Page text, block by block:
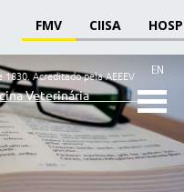
FMV CIISA
EN
1830.Acreditado pela AEEEV
Veterinária